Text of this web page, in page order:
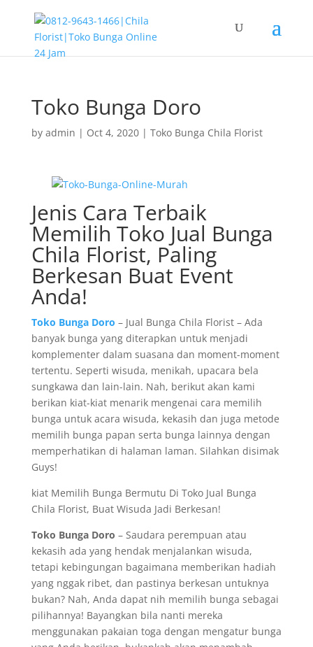
Toko Bunga Doro
by admin | Oct 4, 2020| Toko Bunga Chila Florist
Jenis Cara Terbaik
Memilih Toko Jual Bunga
Chila Florist, Paling
Berkesan Buat Event
Anda!
Toko Bunga Doro – Jual Bunga Chila Florist – Ada
banyak bunga yang diterapkan untuk menjadi
komplementer dalam suasana dan moment-moment
tertentu. Seperti wisuda, menikah, upacara bela
sungkawa dan lain-lain. Nah, berikut akan kami
berikan kiat-kiat menarik mengenai cara memilih
bunga untuk acara wisuda, kekasih dan juga metode
memilih bunga papan serta bunga lainnya dengan
memperhatikan di halaman laman. Silahkan disimak
Guys!
kiat Memilih Bunga Bermutu Di Toko Jual Bunga
Chila Florist, Buat Wisuda Jadi Berkesan!
Toko Bunga Doro – Saudara perempuan atau
kekasih ada yang hendak menjalankan wisuda,
tetapi kebingungan bagaimana memberikan hadiah
yang nggak ribet, dan pastinya berkesan untuknya
bukan? Nah, Anda dapat nih memilih bunga sebagai
pilihannya! Bayangkan bila nanti mereka
menggunakan pakaian toga dengan mengatur bunga